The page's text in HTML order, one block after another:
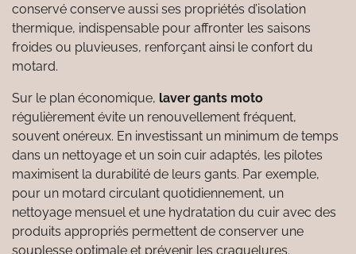
conservé conserve aussi ses propriétés d’isolation
thermique, indispensable pour affronter les saisons
froides ou pluvieuses, renforçant ainsi le confort du
motard.
Sur le plan économique, laver gants moto
régulièrement évite un renouvellement fréquent,
souvent onéreux. En investissant un minimum de temps
dans un nettoyage et un soin cuir adaptés, les pilotes
maximisent la durabilité de leurs gants. Par exemple,
pour un motard circulant quotidiennement, un
nettoyage mensuel et une hydratation du cuir avec des
produits appropriés permettent de conserver une
souplesse optimale et prévenir les craquelures.